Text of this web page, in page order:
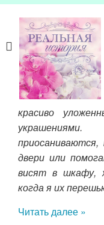
красиво
двери или
висят в шкафу,
когда я их
Читать далее »